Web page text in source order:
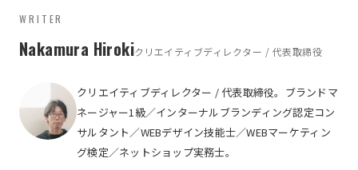
WRITER
Nakamura Hirokiクリエイティブディレクター / 代表取締役
クリエイティブディレクター / 代表取締役。ブランドマ
ネージャー1級／インターナルブランディング認定コン
サルタント／WEBデザイン技能士／WEBマーケティン
グ検定／ネットショップ実務士。